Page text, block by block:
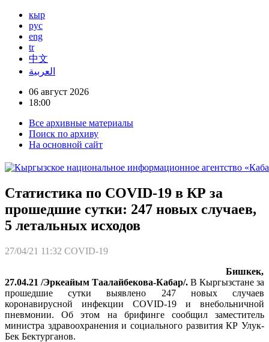
кыр
рус
eng
tr
中文
العربية
06 август 2026
18:00
Все архивные материалы
Поиск по архиву
На основной сайт
Статистика по COVID-19 в КР за
прошедшие сутки: 247 новых случаев,
5 летальных исходов
27/04/21 11:32 COVID-19
Бишкек,
27.04.21 /Эркеайым Таалайбекова-Кабар/. В Кыргызстане за
прошедшие сутки выявлено 247 новых случаев
коронавирусной инфекции COVID-19 и внебольничной
пневмонии. Об этом на брифинге сообщил заместитель
министра здравоохранения и социального развития КР Улук-
Бек Бектурганов.